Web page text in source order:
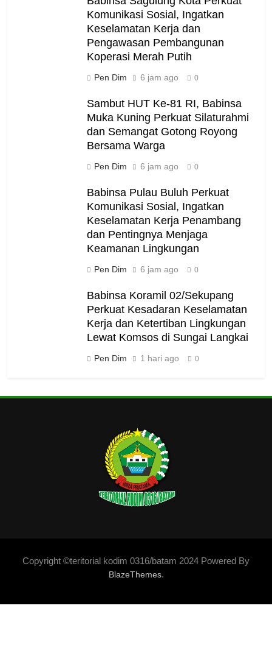
Komunikasi Sosial, Ingatkan
Keselamatan Kerja dan
Pengawasan Pembangunan
Koperasi Merah Putih
Pen Dim 6 jam ago 0
Sambut HUT Ke-81 RI, Babinsa
Muka Kuning Perkuat Silaturahmi
dan Semangat Gotong Royong
Bersama Warga
Pen Dim 6 jam ago 0
Babinsa Pulau Buluh Perkuat
Komunikasi Sosial, Ingatkan
Keselamatan Kerja Penambang
dan Pentingnya Menjaga
Keamanan Lingkungan
Pen Dim 6 jam ago 0
Babinsa Koramil 02/Sekupang
Perkuat Kesadaran Keselamatan
Kerja dan Ketertiban Lingkungan
Lewat Komsos di Sungai Langkai
Pen Dim 1 hari ago 0
Copyright ©teritorial kodim 0316/batam 2024 Powered By
BlazeThemes.